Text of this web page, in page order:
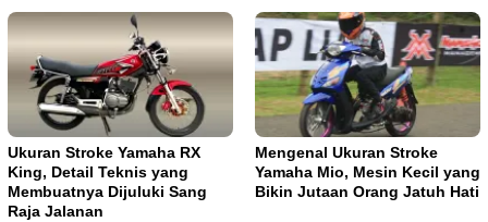
Ukuran Stroke Yamaha RX
King, Detail Teknis yang
Membuatnya Dijuluki Sang
Raja Jalanan
Mengenal Ukuran Stroke
Yamaha Mio, Mesin Kecil yang
Bikin Jutaan Orang Jatuh Hati